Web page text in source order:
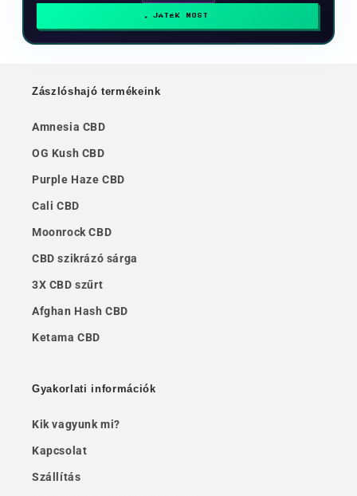
JÁTÉK MOST
Zászlóshajó termékeink
Amnesia CBD
OG Kush CBD
Purple Haze CBD
Cali CBD
Moonrock CBD
CBD szikrázó sárga
3X CBD szűrt
Afghan Hash CBD
Ketama CBD
Gyakorlati információk
Kik vagyunk mi?
Kapcsolat
Szállítás